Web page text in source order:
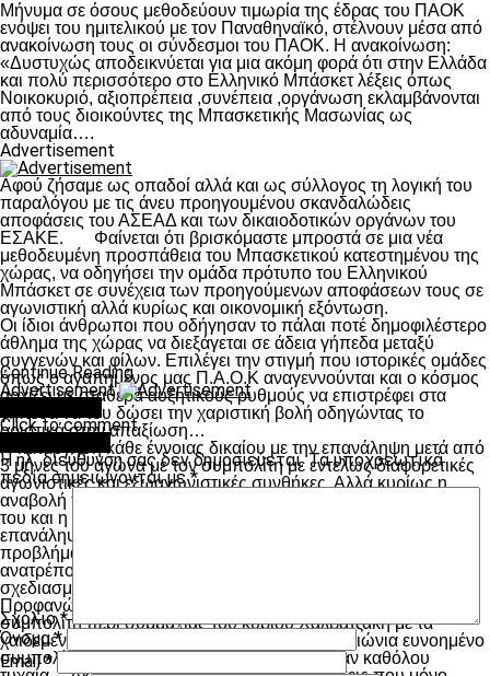
Μήνυμα σε όσους μεθοδεύουν τιμωρία της έδρας του ΠΑΟΚ
ενόψει του ημιτελικού με τον Παναθηναϊκό, στέλνουν μέσα από
ανακοίνωση τους οι σύνδεσμοι του ΠΑΟΚ. Η ανακοίνωση:
«Δυστυχώς αποδεικνύεται για μια ακόμη φορά ότι στην Ελλάδα
και πολύ περισσότερο στο Ελληνικό Μπάσκετ λέξεις όπως
Νοικοκυριό, αξιοπρέπεια ,συνέπεια ,οργάνωση εκλαμβάνονται
από τους διοικούντες της Μπασκετικής Μασωνίας ως
αδυναμία….
Advertisement
Αφού ζήσαμε ως οπαδοί αλλά και ως σύλλογος τη λογική του
παραλόγου με τις άνευ προηγουμένου σκανδαλώδεις
αποφάσεις του ΑΣΕΑΔ και των δικαιοδοτικών οργάνων του
ΕΣΑΚΕ. Φαίνεται ότι βρισκόμαστε μπροστά σε μια νέα
μεθοδευμένη προσπάθεια του Μπασκετικού κατεστημένου της
χώρας, να οδηγήσει την ομάδα πρότυπο του Ελληνικού
Μπάσκετ σε συνέχεια των προηγούμενων αποφάσεων τους σε
αγωνιστική αλλά κυρίως και οικονομική εξόντωση.
Οι ίδιοι άνθρωποι που οδήγησαν το πάλαι ποτέ δημοφιλέστερο
άθλημα της χώρας να διεξάγεται σε άδεια γήπεδα μεταξύ
συγγενών και φίλων. Επιλέγει την στιγμή που ιστορικές ομάδες
όπως ο αγαπημένος μας Π.Α.Ο.Κ αναγεννούνται και ο κόσμος
αρχίζει με σταθερά αυξητικούς ρυθμούς να επιστρέφει στα
γήπεδα να του δώσει την χαριστική βολή οδηγώντας το
οριστικά στην απαξίωση…
Η κατάργηση κάθε έννοιας δικαίου με την επανάληψη μετά από
3 μήνες του αγώνα με τον συμπολίτη με εντελώς διαφορετικές
αγωνιστικές και εξωαγωνιστικές συνθήκες. Αλλά κυρίως η
αναβολή του ημιτελικού κυπέλλου 48 ώρες πρίν τη διεξαγωγή
του και η μη γνώση του αντιπάλου μας 10 ημέρες πρίν την
επανάληψη αυτού, έχουν δημιουργήσει αξεπέραστα
προβλήματα σε όλους τους τομείς στην αγαπημένη μας ομάδα
ανατρέποντας όλο τον αγωνιστικό και οικονομικό της
σχεδιασμό….
Προφανώς και οι δηλώσεις του προέδρου της ΚΑΕ του
συμπολίτη περί συμμαχίας του κυρίου Χαλβατζάκη με τα
χαιδεμένα παιδιά της Χαλυβουργικής και τον αιώνια ευνοημένο
συμπολίτη κόντρα στην ΚΑΕ Π.Α.Ο.Κ δεν ήταν καθόλου
Continue Reading
Advertisement
Click to comment
Η ηλ. διεύθυνση σας δεν δημοσιεύεται. Τα υποχρεωτικά
πεδία σημειώνονται με*
Σχόλιο*
Όνομα*
Email*